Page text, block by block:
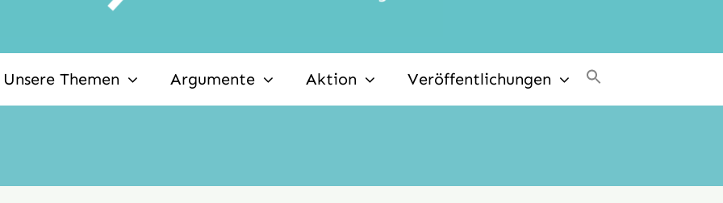
Unsere Themen Argumente Aktion Veröffentlichungen